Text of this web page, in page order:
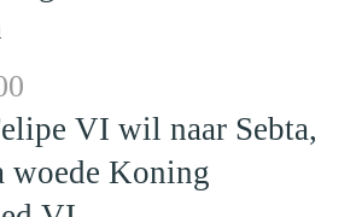
VI wil naar Sebta,
woede Koning